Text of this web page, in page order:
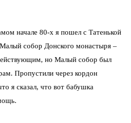
начале 80-х я пошел с Татенькой
собор Донского монастыря –
но Малый собор был
Пропустили через кордон
я сказал, что вот бабушка